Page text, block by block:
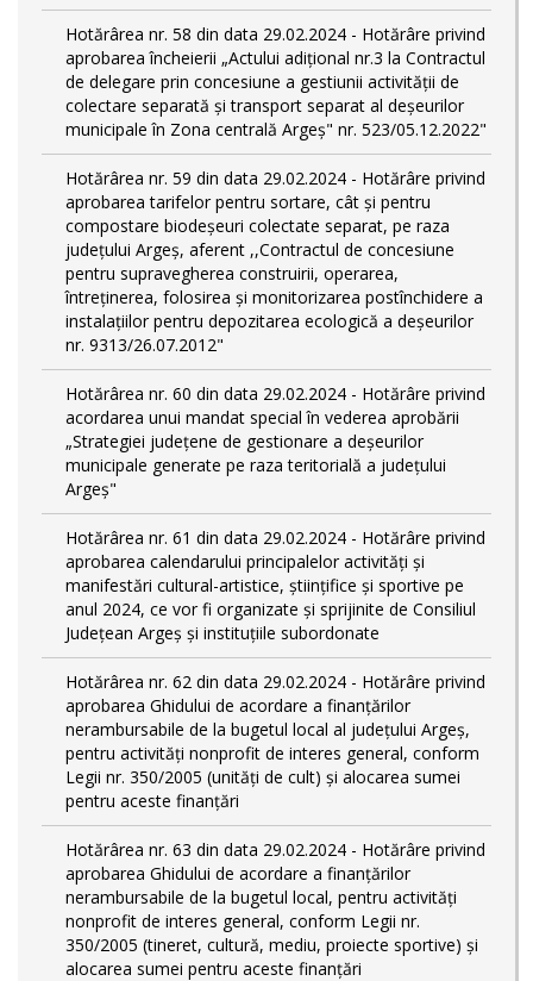
Hotărârea nr. 58 din data 29.02.2024 - Hotărâre privind
aprobarea încheierii „Actului adițional nr.3 la Contractul
de delegare prin concesiune a gestiunii activității de
colectare separată și transport separat al deşeurilor
municipale în Zona centrală Argeș" nr. 523/05.12.2022"
Hotărârea nr. 59 din data 29.02.2024 - Hotărâre privind
aprobarea tarifelor pentru sortare, cât și pentru
compostare biodeșeuri colectate separat, pe raza
județului Argeș, aferent ,,Contractul de concesiune
pentru supravegherea construirii, operarea,
întreținerea, folosirea și monitorizarea postînchidere a
instalațiilor pentru depozitarea ecologică a deșeurilor
nr. 9313/26.07.2012"
Hotărârea nr. 60 din data 29.02.2024 - Hotărâre privind
acordarea unui mandat special în vederea aprobării
„Strategiei județene de gestionare a deșeurilor
municipale generate pe raza teritorială a județului
Argeș"
Hotărârea nr. 61 din data 29.02.2024 - Hotărâre privind
aprobarea calendarului principalelor activităţi şi
manifestări cultural-artistice, ştiinţifice şi sportive pe
anul 2024, ce vor fi organizate şi sprijinite de Consiliul
Judeţean Argeş şi instituţiile subordonate
Hotărârea nr. 62 din data 29.02.2024 - Hotărâre privind
aprobarea Ghidului de acordare a finanţărilor
nerambursabile de la bugetul local al județului Argeș,
pentru activităţi nonprofit de interes general, conform
Legii nr. 350/2005 (unități de cult) și alocarea sumei
pentru aceste finanțări
Hotărârea nr. 63 din data 29.02.2024 - Hotărâre privind
aprobarea Ghidului de acordare a finanţărilor
nerambursabile de la bugetul local, pentru activităţi
nonprofit de interes general, conform Legii nr.
350/2005 (tineret, cultură, mediu, proiecte sportive) și
alocarea sumei pentru aceste finanțări